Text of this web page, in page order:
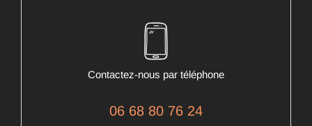
Contactez-nous par téléphone
06 68 80 76 24